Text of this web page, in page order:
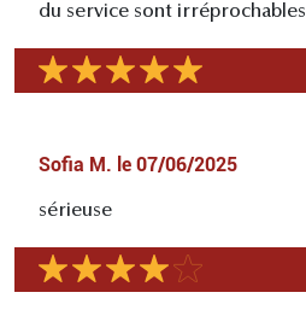
du service sont irréprochables
Sofia M. le 07/06/2025
sérieuse